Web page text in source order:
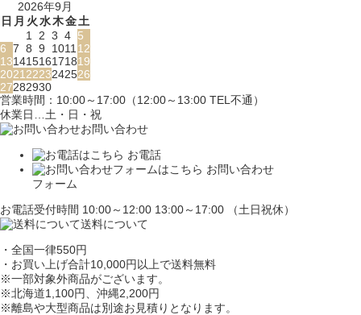
2026年9月
日 月 火水木金土
1
2 3 4 5
6 7 8 9 1011 12
13141516171819
2021 2223242526
27282930
営業時間：10:00～17:00（12:00～13:00 TEL不通）
休業日…土・日・祝
お問い合わせ
お電話
お問い合わせ
フォーム
お電話受付時間 10:00～12:00 13:00～17:00 （土日祝休）
送料について
・全国一律550円
・お買い上げ合計10,000円 以上で送料無料
※一部対象外商品がございます。
※北海道1,100円
、沖縄2,200円
※離島や大型商品は別途お見積りとなります。